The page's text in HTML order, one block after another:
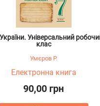
України. Універсальний
клас
Умєров Р.
Електронна книга
90,00 грн